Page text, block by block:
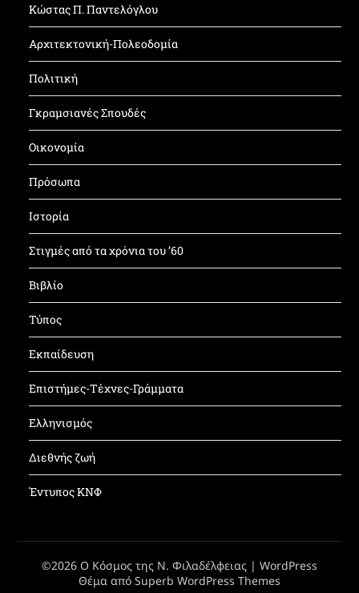
Κώστας Π. Παντελόγλου
Αρχιτεκτονική-Πολεοδομία
Πολιτική
Γκραμσιανές Σπουδές
Οικονομία
Πρόσωπα
Ιστορία
Στιγμές από τα χρόνια του ’60
Βιβλίο
Τύπος
Εκπαίδευση
Επιστήμες-Τέχνες-Γράμματα
Ελληνισμός
Διεθνής ζωή
Έντυπος ΚΝΦ
©2026 Ο Κόσμος της Ν. Φιλαδέλφειας | WordPress
Θέμα από Superb WordPress Themes